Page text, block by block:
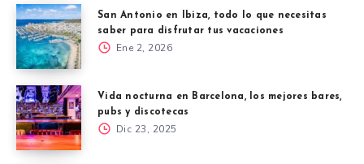
San Antonio en Ibiza, todo lo que necesitas
saber para disfrutar tus vacaciones
Ene 2, 2026
Vida nocturna en Barcelona, los mejores bares,
pubs y discotecas
Dic 23, 2025